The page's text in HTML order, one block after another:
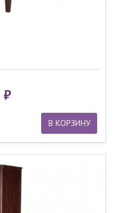
В КОРЗИНУ